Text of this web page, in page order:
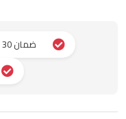
ضمان 30 يوماً